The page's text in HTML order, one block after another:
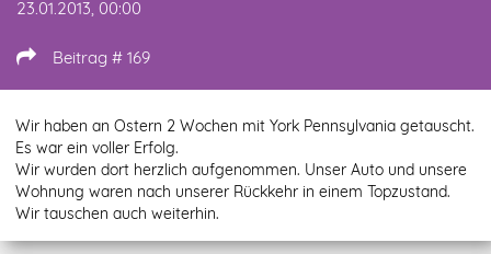
23.01.2013, 00:00
Beitrag # 169
Wir haben an Ostern 2 Wochen mit York Pennsylvania getauscht.
Es war ein voller Erfolg.
Wir wurden dort herzlich aufgenommen. Unser Auto und unsere
Wohnung waren nach unserer Rückkehr in einem Topzustand.
Wir tauschen auch weiterhin.